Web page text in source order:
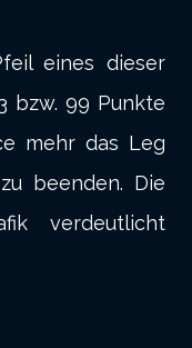
eines dieser
bzw. 99 Punkte
mehr das Leg
beenden. Die
verdeutlicht